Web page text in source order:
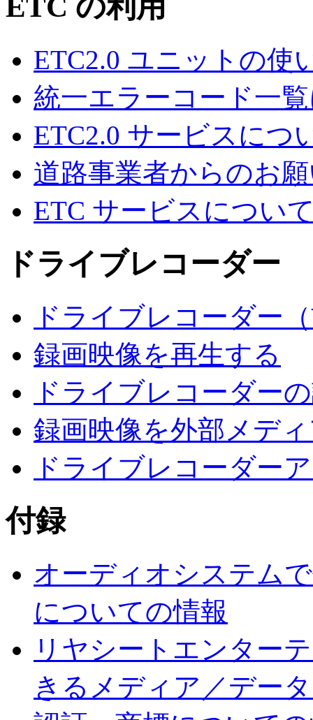
ETC の利用
ETC2.0 ユニットの使
統一エラーコード一
ETC2.0 サービスにつ
道路事業者からのお
ETC サービスについ
ドライブレコーダー
ドライブレコーダー
録画映像を再生する
ドライブレコーダー
録画映像を外部メデ
ドライブレコーダー
付録
オーディオシステム
についての情報
リヤシートエンター
きるメディア／デー